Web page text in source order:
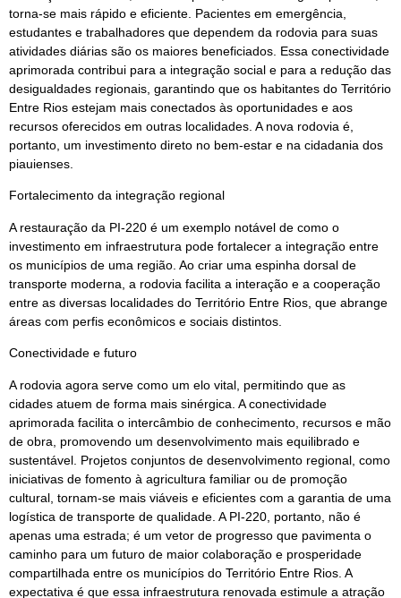
torna-se mais rápido e eficiente. Pacientes em emergência,
estudantes e trabalhadores que dependem da rodovia para suas
atividades diárias são os maiores beneficiados. Essa conectividade
aprimorada contribui para a integração social e para a redução das
desigualdades regionais, garantindo que os habitantes do Território
Entre Rios estejam mais conectados às oportunidades e aos
recursos oferecidos em outras localidades. A nova rodovia é,
portanto, um investimento direto no bem-estar e na cidadania dos
piauienses.
Fortalecimento da integração regional
A restauração da PI-220 é um exemplo notável de como o
investimento em infraestrutura pode fortalecer a integração entre
os municípios de uma região. Ao criar uma espinha dorsal de
transporte moderna, a rodovia facilita a interação e a cooperação
entre as diversas localidades do Território Entre Rios, que abrange
áreas com perfis econômicos e sociais distintos.
Conectividade e futuro
A rodovia agora serve como um elo vital, permitindo que as
cidades atuem de forma mais sinérgica. A conectividade
aprimorada facilita o intercâmbio de conhecimento, recursos e mão
de obra, promovendo um desenvolvimento mais equilibrado e
sustentável. Projetos conjuntos de desenvolvimento regional, como
iniciativas de fomento à agricultura familiar ou de promoção
cultural, tornam-se mais viáveis e eficientes com a garantia de uma
logística de transporte de qualidade. A PI-220, portanto, não é
apenas uma estrada; é um vetor de progresso que pavimenta o
caminho para um futuro de maior colaboração e prosperidade
compartilhada entre os municípios do Território Entre Rios. A
expectativa é que essa infraestrutura renovada estimule a atração